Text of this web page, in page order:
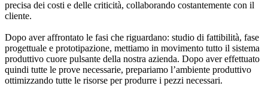
precisa dei costi e delle criticità, collaborando costantemente con il
cliente.
Dopo aver affrontato le fasi che riguardano: studio di fattibilità, fase
progettuale e prototipazione, mettiamo in movimento tutto il sistema
produttivo cuore pulsante della nostra azienda. Dopo aver effettuato
quindi tutte le prove necessarie, prepariamo l’ambiente produttivo
ottimizzando tutte le risorse per produrre i pezzi necessari.